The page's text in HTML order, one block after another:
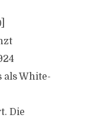
]
als White-
Die